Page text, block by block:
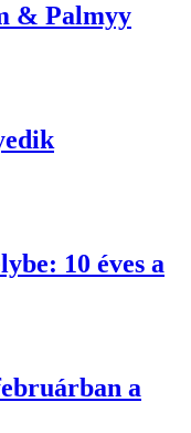
& Palmyy
10 éves a
a